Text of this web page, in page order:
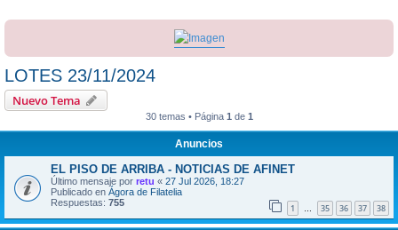
LOTES 23/11/2024
Nuevo Tema
30 temas • Página 1 de 1
Anuncios
EL PISO DE ARRIBA - NOTICIAS DE AFINET
Último mensaje por retu « 27 Jul 2026, 18:27
Publicado en Ágora de Filatelia
Respuestas: 755 1 … 35 36 37 38